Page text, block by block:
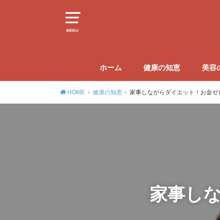
MENU
ホーム 健康の知恵 美容
HOME 健康の知恵 家事しながらダイエット！お金
家事し